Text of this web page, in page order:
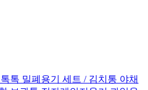
톡 밀폐용기 세트 / 김치통 야채